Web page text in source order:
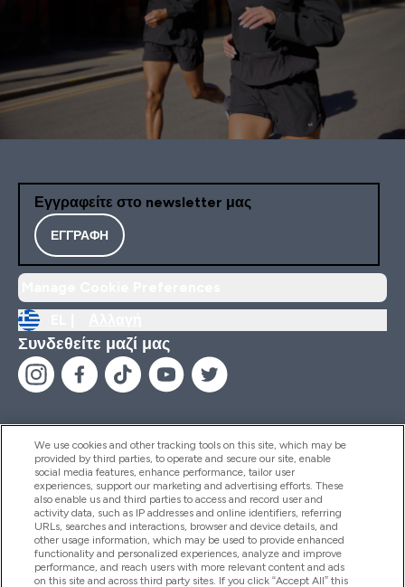
Εγγραφείτε στο newsletter μας
ΕΓΓΡΑΦΉ
Συνδεθείτε μαζί μας
Βοήθεια & Πληροφορίες
Προϊόντα
We use cookies and other tracking tools on this site, which may be
provided by third parties, to operate and secure our site, enable
social media features, enhance performance, tailor user
experiences, support our marketing and advertising efforts. These
also enable us and third parties to access and record user and
activity data, such as IP addresses and online identifiers, referring
URLs, searches and interactions, browser and device details, and
other usage information, which may be used to provide enhanced
functionality and personalized experiences, analyze and improve
performance, and reach users with more relevant content and ads
on this site and across third party sites. If you click “Accept All” this